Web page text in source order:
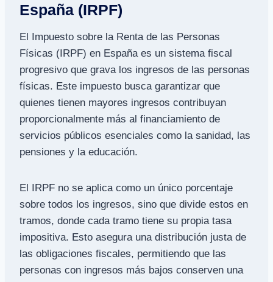
España (IRPF)
El Impuesto sobre la Renta de las Personas
Físicas (IRPF) en España es un sistema fiscal
progresivo que grava los ingresos de las personas
físicas. Este impuesto busca garantizar que
quienes tienen mayores ingresos contribuyan
proporcionalmente más al financiamiento de
servicios públicos esenciales como la sanidad, las
pensiones y la educación.
El IRPF no se aplica como un único porcentaje
sobre todos los ingresos, sino que divide estos en
tramos, donde cada tramo tiene su propia tasa
impositiva. Esto asegura una distribución justa de
las obligaciones fiscales, permitiendo que las
personas con ingresos más bajos conserven una